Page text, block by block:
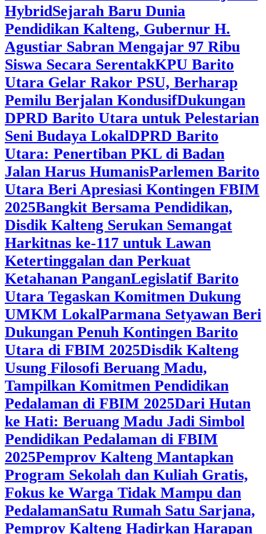
HybridSejarah Baru Dunia
Pendidikan Kalteng, Gubernur H.
Agustiar Sabran Mengajar 97 Ribu
Siswa Secara SerentakKPU Barito
Utara Gelar Rakor PSU, Berharap
Pemilu Berjalan KondusifDukungan
DPRD Barito Utara untuk Pelestarian
Seni Budaya LokalDPRD Barito
Utara: Penertiban PKL di Badan
Jalan Harus HumanisParlemen Barito
Utara Beri Apresiasi Kontingen FBIM
2025‎Bangkit Bersama Pendidikan,
Disdik Kalteng Serukan Semangat
Harkitnas ke-117 untuk Lawan
Ketertinggalan dan Perkuat
Ketahanan PanganLegislatif Barito
Utara Tegaskan Komitmen Dukung
UMKM LokalParmana Setyawan Beri
Dukungan Penuh Kontingen Barito
Utara di FBIM 2025Disdik Kalteng
Usung Filosofi Beruang Madu,
Tampilkan Komitmen Pendidikan
Pedalaman di FBIM 2025‎Dari Hutan
ke Hati: Beruang Madu Jadi Simbol
Pendidikan Pedalaman di FBIM
2025‎Pemprov Kalteng Mantapkan
Program Sekolah dan Kuliah Gratis,
Fokus ke Warga Tidak Mampu dan
Pedalaman‎Satu Rumah Satu Sarjana,
Pemprov Kalteng Hadirkan Harapan